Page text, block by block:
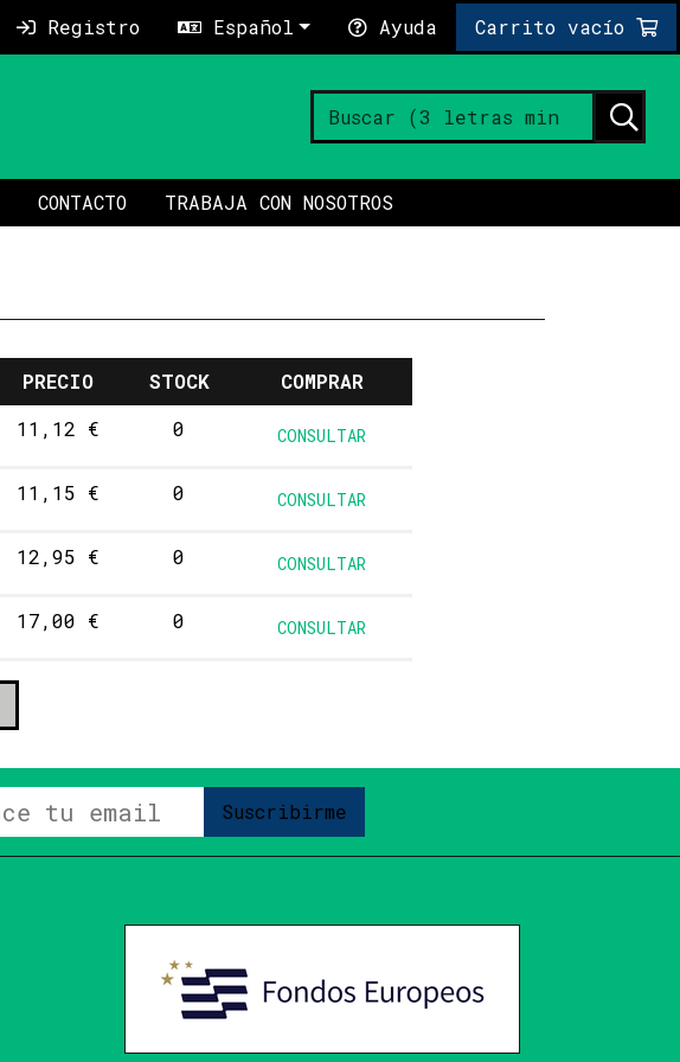
Registro Español Ayuda Carrito vacío
CONTACTO TRABAJA CON NOSOTROS
PRECIO STOCK
COMPRAR
11,12 € 0 CONSULTAR
11,15 € 0 CONSULTAR
12,95 € 0 CONSULTAR
17,00 € 0 CONSULTAR
Suscribirme